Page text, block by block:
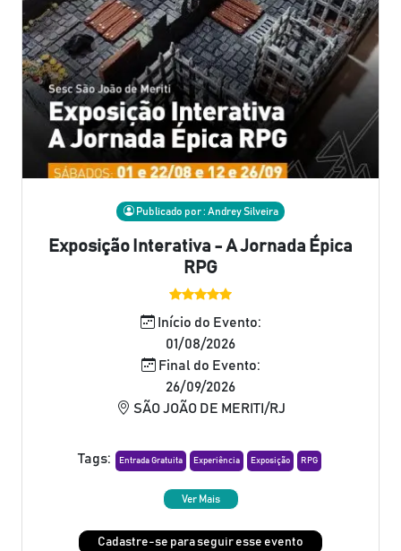
Publicado por : Andrey Silveira
Exposição Interativa - A Jornada Épica
RPG
Início do Evento:
01/08/2026
Final do Evento:
26/09/2026
SÃO JOÃO DE MERITI/RJ
Tags: Entrada Gratuita Experiência Exposição RPG
Ver Mais
Cadastre-se para seguir esse evento